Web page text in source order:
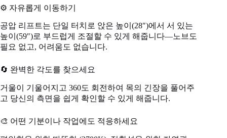
⚙️ 자유롭게 이동하기
공압 리프트는 단일 터치로 앉은 높이(28″)에서 서 있는
높이(59″)로 부드럽게 조절할 수 있게 해줍니다—노브도
필요 없고, 어려움도 없습니다.
🔄 완벽한 각도를 찾으세요
거울이 기울어지고 360도 회전하여 목의 긴장을 풀어주
고 당신의 측면을 쉽게 확인할 수 있게 해줍니다.
🎨 어떤 기분이나 작업에도 적응하세요